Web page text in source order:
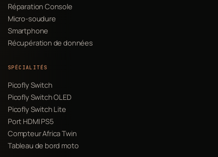
Réparation Console
Micro-soudure
Smartphone
Récupération de données
SPÉCIALITÉS
Picofly Switch
Picofly Switch OLED
Picofly Switch Lite
Port HDMI PS5
Compteur Africa Twin
Tableau de bord moto